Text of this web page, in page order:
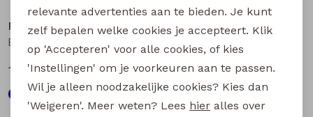
Ravagio
17,99
Ravagio
17,99
relevante advertenties aan te bieden. Je kunt
zelf bepalen welke cookies je accepteert. Klik
op 'Accepteren' voor alle cookies, of kies
'Instellingen' om je voorkeuren aan te passen.
Wil je alleen noodzakelijke cookies? Kies dan
'Weigeren'. Meer weten? Lees hier alles over